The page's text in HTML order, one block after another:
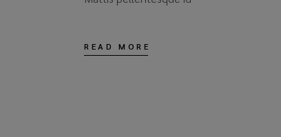
READ MORE